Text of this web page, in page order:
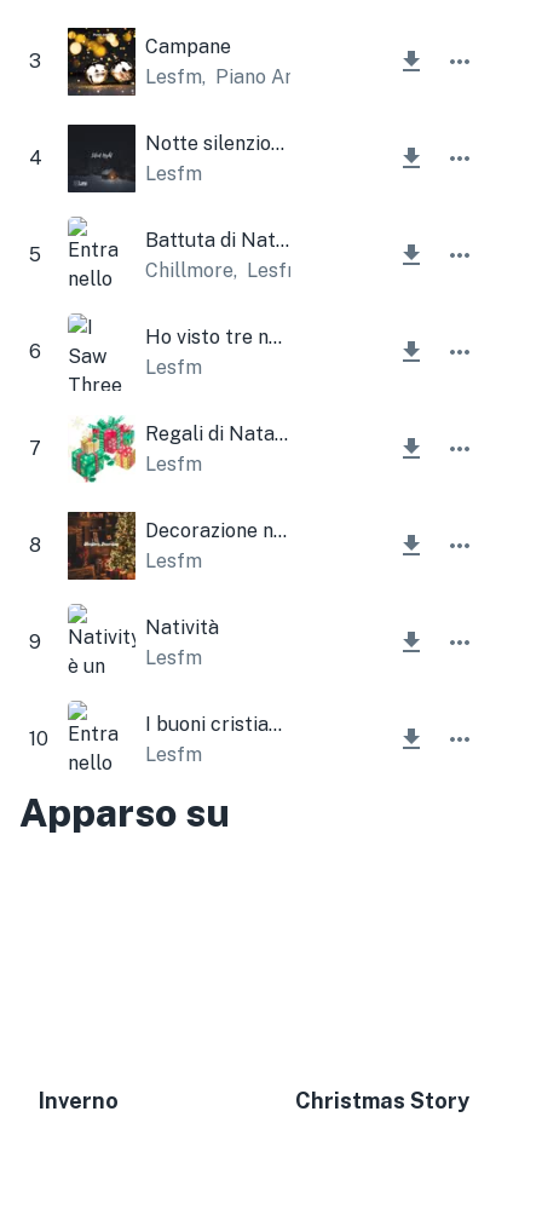
3
Campane
Lesfm, Piano Amor
4
Notte silenziosa
Lesfm
5
Battuta di Natale
Chillmore, Lesfm
6
Ho visto tre navi (campane di Natale)
Lesfm
7
Regali di Natale
Lesfm
8
Decorazione natalizia
Lesfm
9
Natività
Lesfm
10
I buoni cristiani si rallegrano (campane di Natale)
Lesfm
Apparso su
Inverno Christmas Story